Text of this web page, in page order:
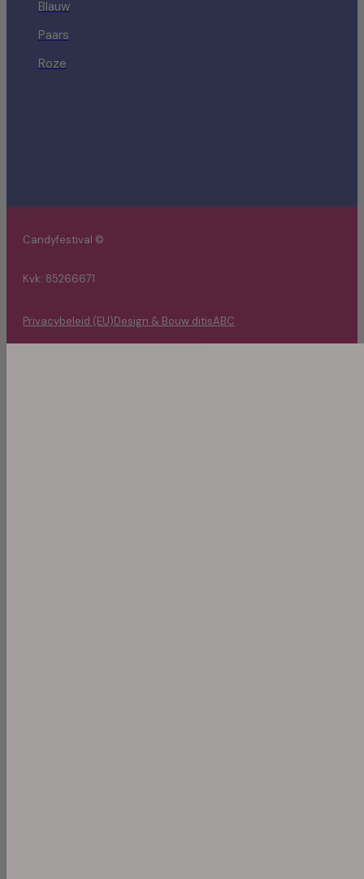
Blauw
Paars
Roze
Candyfestival ©
Kvk: 85266671
Privacybeleid (EU)Design & Bouw ditisABC